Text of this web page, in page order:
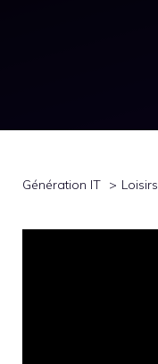
Génération IT Loisirs